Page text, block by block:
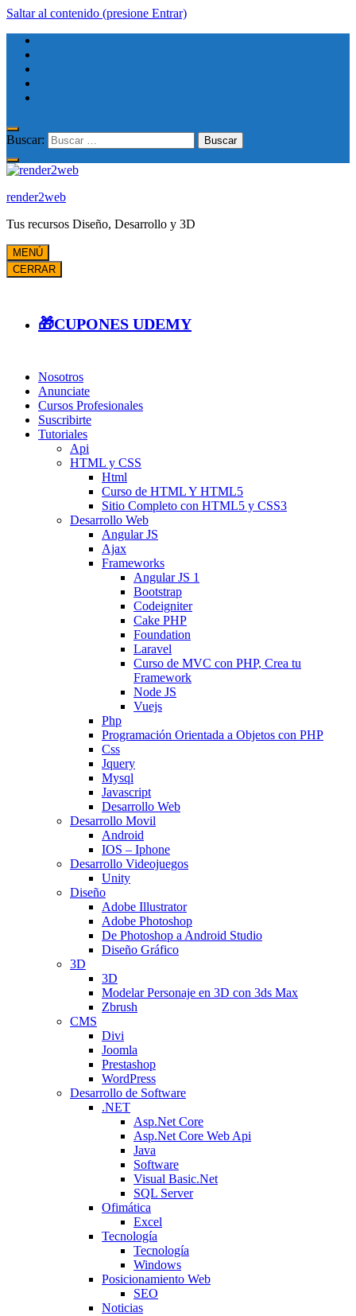
Saltar al contenido (presione Entrar)
Buscar:
render2web
Tus recursos Diseño, Desarrollo y 3D
MENÚ
CERRAR
🎁CUPONES UDEMY
Nosotros
Anunciate
Cursos Profesionales
Suscribirte
Tutoriales
Api
HTML y CSS
Html
Curso de HTML Y HTML5
Sitio Completo con HTML5 y CSS3
Desarrollo Web
Angular JS
Ajax
Frameworks
Angular JS 1
Bootstrap
Codeigniter
Cake PHP
Foundation
Laravel
Curso de MVC con PHP, Crea tu
Framework
Node JS
Vuejs
Php
Programación Orientada a Objetos con PHP
Css
Jquery
Mysql
Javascript
Desarrollo Web
Desarrollo Movil
Android
IOS – Iphone
Desarrollo Videojuegos
Unity
Diseño
Adobe Illustrator
Adobe Photoshop
De Photoshop a Android Studio
Diseño Gráfico
3D
3D
Modelar Personaje en 3D con 3ds Max
Zbrush
CMS
Divi
Joomla
Prestashop
WordPress
Desarrollo de Software
.NET
Asp.Net Core
Asp.Net Core Web Api
Java
Software
Visual Basic.Net
SQL Server
Ofimática
Excel
Tecnología
Tecnología
Windows
Posicionamiento Web
SEO
Noticias